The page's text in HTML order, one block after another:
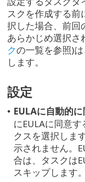
スクを作成する前
択した場合、前回
あらかじめ選択さ
クの一覧を参照)
します。
設定
• EULAに自動的
にEULAに同意
クスを選択しま
示されません。
合は、タスクは
スキップします。